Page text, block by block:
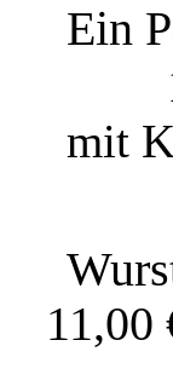
Ein
mit
11,00